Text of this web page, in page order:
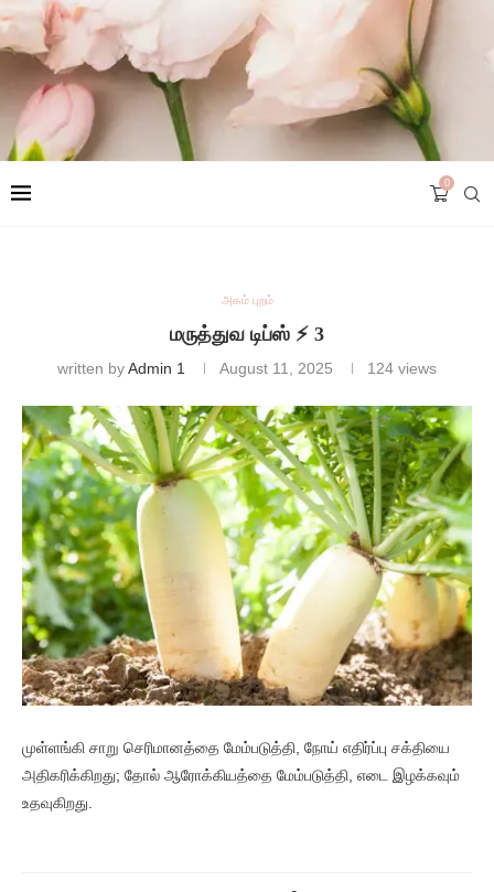
0
அகம் புறம்
மருத்துவ டிப்ஸ் ⚡ 3
written byAdmin 1 August 11, 2025 124 views
முள்ளங்கி சாறு செரிமானத்தை மேம்படுத்தி, நோய் எதிர்ப்பு சக்தியை
அதிகரிக்கிறது; தோல் ஆரோக்கியத்தை மேம்படுத்தி, எடை இழக்கவும்
உதவுகிறது.